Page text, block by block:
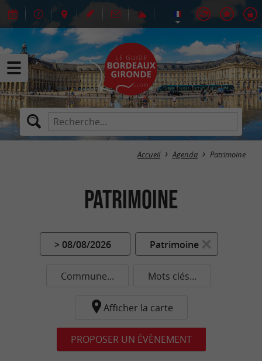
Accueil Agenda Patrimoine
Patrimoine
> 08/08/2026 Patrimoine
Commune... Mots clés...
Afficher la carte
PROPOSER UN ÉVÈNEMENT